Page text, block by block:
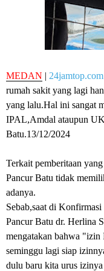
MEDAN | 24jamtop.com
rumah sakit yang lagi
yang lalu.Hal ini sangat
IPAL,Amdal ataupun
Batu.13/12/2024
Terkait pemberitaan
Pancur Batu tidak
adanya.
Sebab,saat di
Pancur Batu dr. Herlina
mengatakan bahwa
seminggu lagi siap
dulu baru kita urus